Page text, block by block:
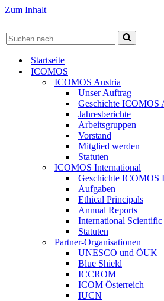
Zum Inhalt
Suchen
nach …
Startseite
ICOMOS
ICOMOS Austria
Unser Auftrag
Geschichte ICOMOS
Jahresberichte
Arbeitsgruppen
Vorstand
Mitglied werden
Statuten
ICOMOS International
Geschichte ICOMOS
Aufgaben
Ethical Principals
Annual Reports
International
Statuten
Partner-Organisationen
UNESCO und ÖUK
Blue Shield
ICCROM
ICOM Österreich
IUCN